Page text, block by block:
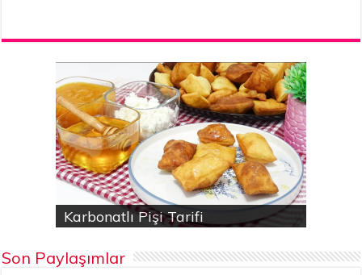
Karbonatlı Pişi Tarifi
Hodan bitkisinin faydaları
Yalancı Baklava Tarifi
Gökçesu Pilavı Tarifi
Nohutlu kereviz yemeği
Son Paylaşımlar